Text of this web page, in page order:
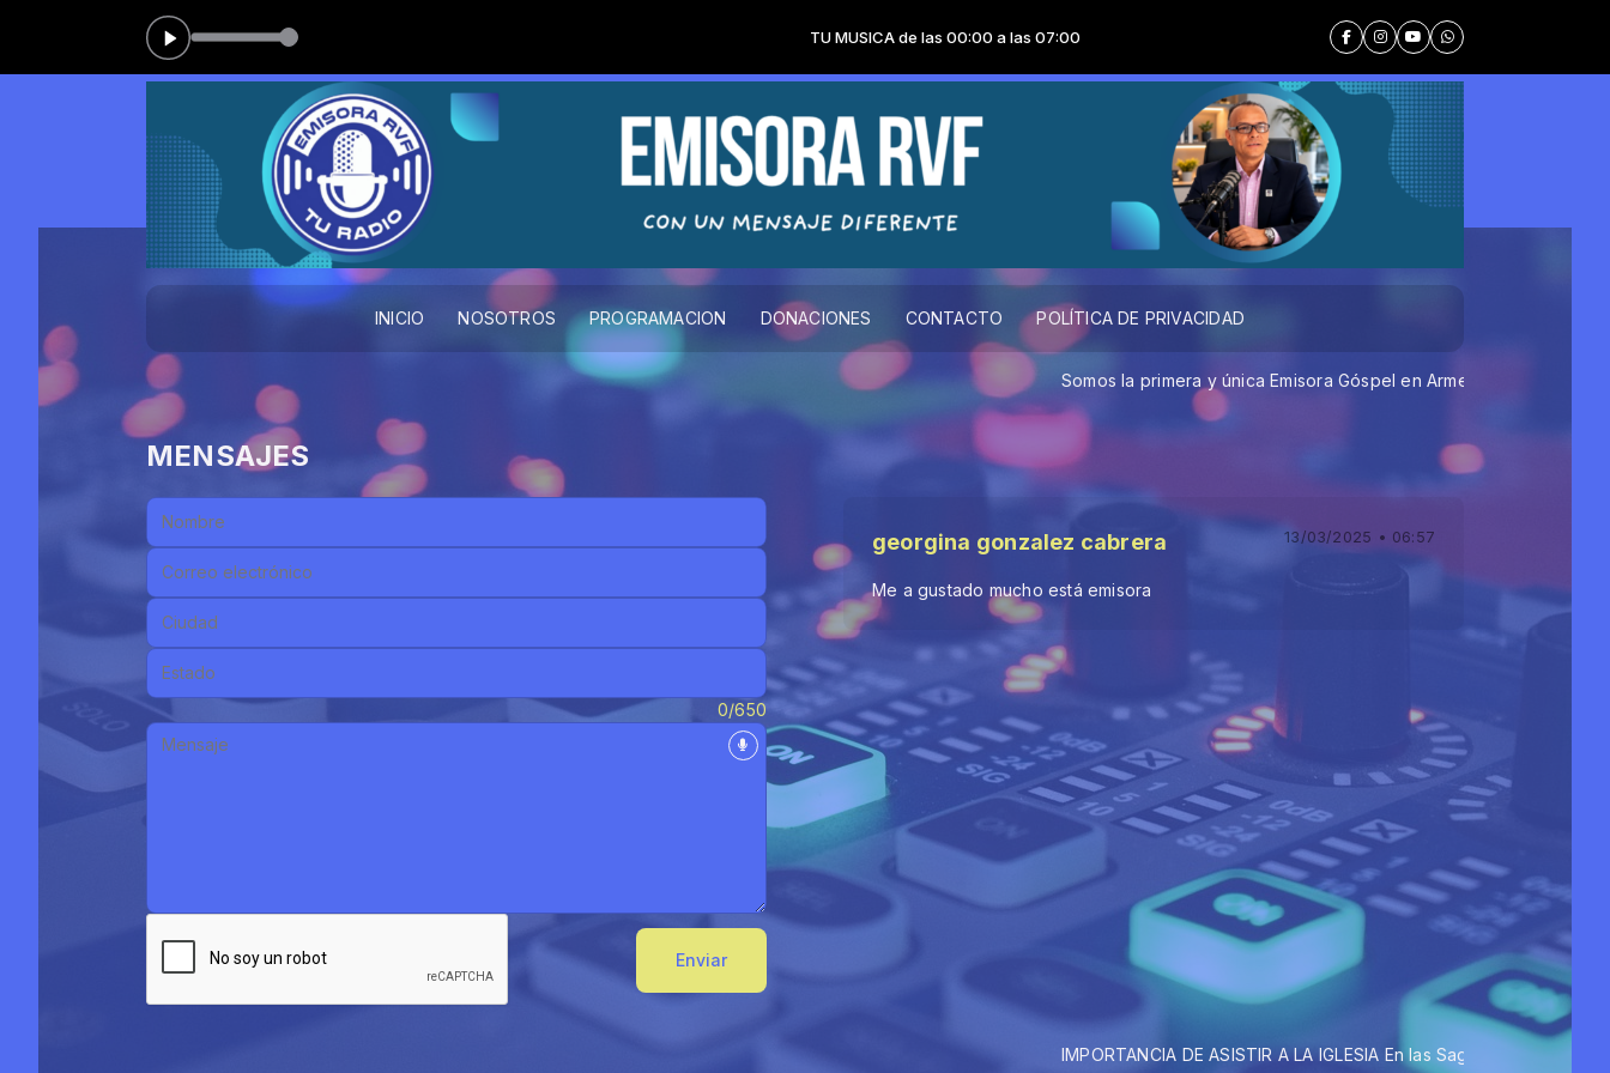
TU MUSICA de las 00:00 a las 07:00
INICIO NOSOTROS PROGRAMACION DONACIONES CONTACTO POLÍTICA DE PRIVACIDAD
Somos la primera y única Emisora Góspel en Armenia Quindío, transmitiendo
MENSAJES
Nombre:
Correo electrónico:
Ciudad:
Estado:
0/650
Enviar
georgina gonzalez cabrera 13/03/2025 • 06:57
Me a gustado mucho está emisora
IMPORTANCIA DE ASISTIR A LA IGLESIA En las Sagradas Escrituras